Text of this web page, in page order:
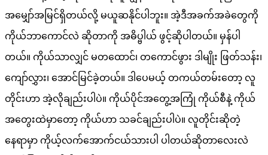
အမျှော်အမြင်ရှိတယ်လို့ မယူဆနိုင်ပါဘူး။ အဲ့ဒီအခက်အခဲတွေကို
ကိုယ်ဘာကောင်လဲ ဆိုတာကို အဓိပ္ဗါယ် ဖွင့်ဆိုပါတယ်။ မှန်ပါ
တယ်။ ကိုယ်သာလျှင် မတထောင်၊ တကောင်ဖွား ဒါမျိုး ဖြတ်သန်း၊
ကျော်လွှား၊ အောင်မြင်ခဲ့တယ်။ ဒါပေမယ့် တကယ်တမ်းတော့ လူ
တိုင်းဟာ အဲ့လိုချည်းပါပဲ။ ကိုယ်ပိုင်အတွေ့အကြုံ ကိုယ်စီနဲ့ ကိုယ်
အတွေးထဲမှာတော့ ကိုယ်ဟာ သခင်ချည်းပါပဲ။ လူတိုင်းဆိုတဲ့
နေရာမှာ ကိုယ့်လက်အောက်ငယ်သားပါ ပါတယ်ဆိုတာလေးလဲ